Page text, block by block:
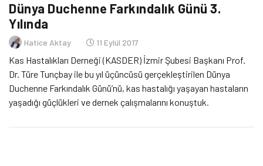
Dünya Duchenne Farkındalık Günü 3.
Yılında
Hatice Aktay 11 Eylül 2017
Kas Hastalıkları Derneği (KASDER) İzmir Şubesi Başkanı Prof.
Dr. Türe Tunçbay ile bu yıl üçüncüsü gerçekleştirilen Dünya
Duchenne Farkındalık Günü’nü, kas hastalığı yaşayan hastaların
yaşadığı güçlükleri ve dernek çalışmalarını konuştuk.